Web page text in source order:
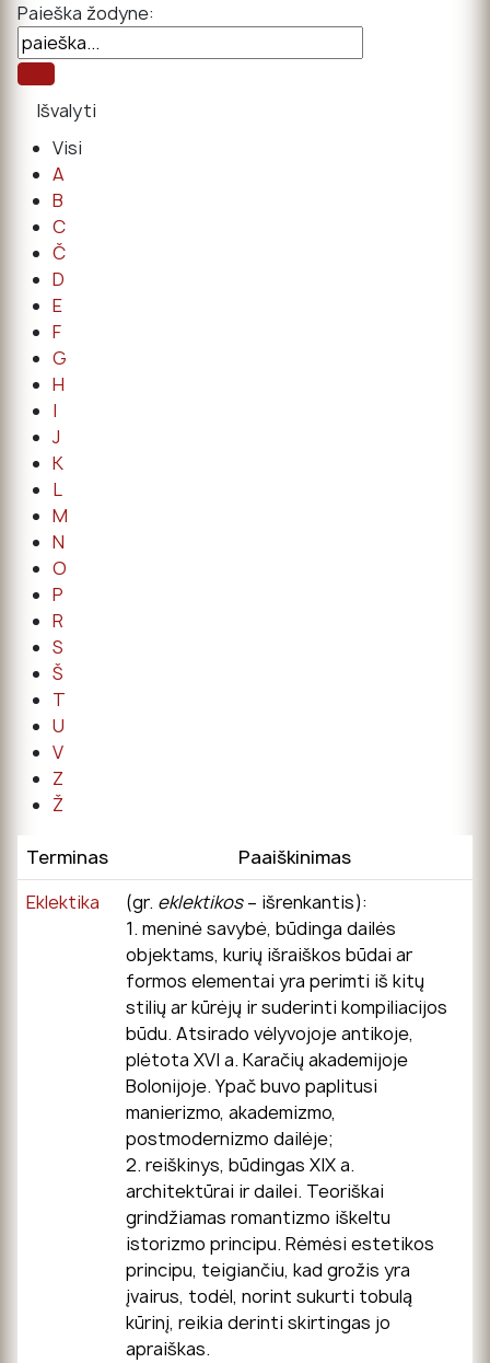
Paieška žodyne:
Visi
A
B
C
Č
D
E
F
G
H
I
J
K
L
M
N
O
P
R
S
Š
T
U
V
Z
Ž
Terminas
Paaiškinimas
Eklektika
(gr. eklektikos– išrenkantis):
1. meninė savybė, būdinga dailės
objektams, kurių išraiškos būdai ar
formos elementai yra perimti iš kitų
stilių ar kūrėjų ir suderinti kompiliacijos
būdu. Atsirado vėlyvojoje antikoje,
plėtota XVI a. Karačių akademijoje
Bolonijoje. Ypač buvo paplitusi
manierizmo, akademizmo,
postmodernizmo dailėje;
2. reiškinys, būdingas XIX a.
architektūrai ir dailei. Teoriškai
grindžiamas romantizmo iškeltu
istorizmo principu. Rėmėsi estetikos
principu, teigiančiu, kad grožis yra
įvairus, todėl, norint sukurti tobulą
kūrinį, reikia derinti skirtingas jo
apraiškas.